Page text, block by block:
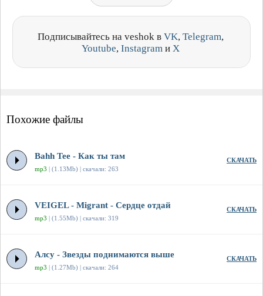
Подписывайтесь на veshok в VK, Telegram,
Youtube, Instagram и X
Похожие файлы
Bahh Tee - Как ты там
mp3 | (1.13Mb) | скачали: 263
СКАЧАТЬ
VEIGEL - Migrant - Сердце отдай
mp3 | (1.55Mb) | скачали: 319
СКАЧАТЬ
Алсу - Звезды поднимаются выше
mp3 | (1.27Mb) | скачали: 264
СКАЧАТЬ